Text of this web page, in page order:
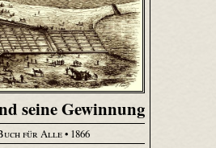
seine Gewinnung
für Alle• 1866